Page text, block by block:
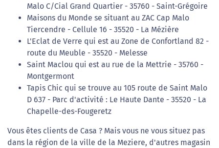
Malo C/Cial Grand Quartier - 35760 - Saint-Grégoire
Maisons du Monde se situant au ZAC Cap Malo
Tiercendre - Cellule 16 - 35520 - La Mézière
L'Eclat de Verre qui est au Zone de Confortland 82 -
route du Meuble - 35520 - Melesse
Saint Maclou qui est au rue de la Mettrie - 35760 -
Montgermont
Tapis Chic qui se trouve au 105 route de Saint Malo
D 637 - Parc d'activité : Le Haute Dante - 35520 - La
Chapelle-des-Fougeretz
Vous êtes clients de Casa ? Mais vous ne vous situez pas
dans la région de la ville de la Meziere, d'autres magasin